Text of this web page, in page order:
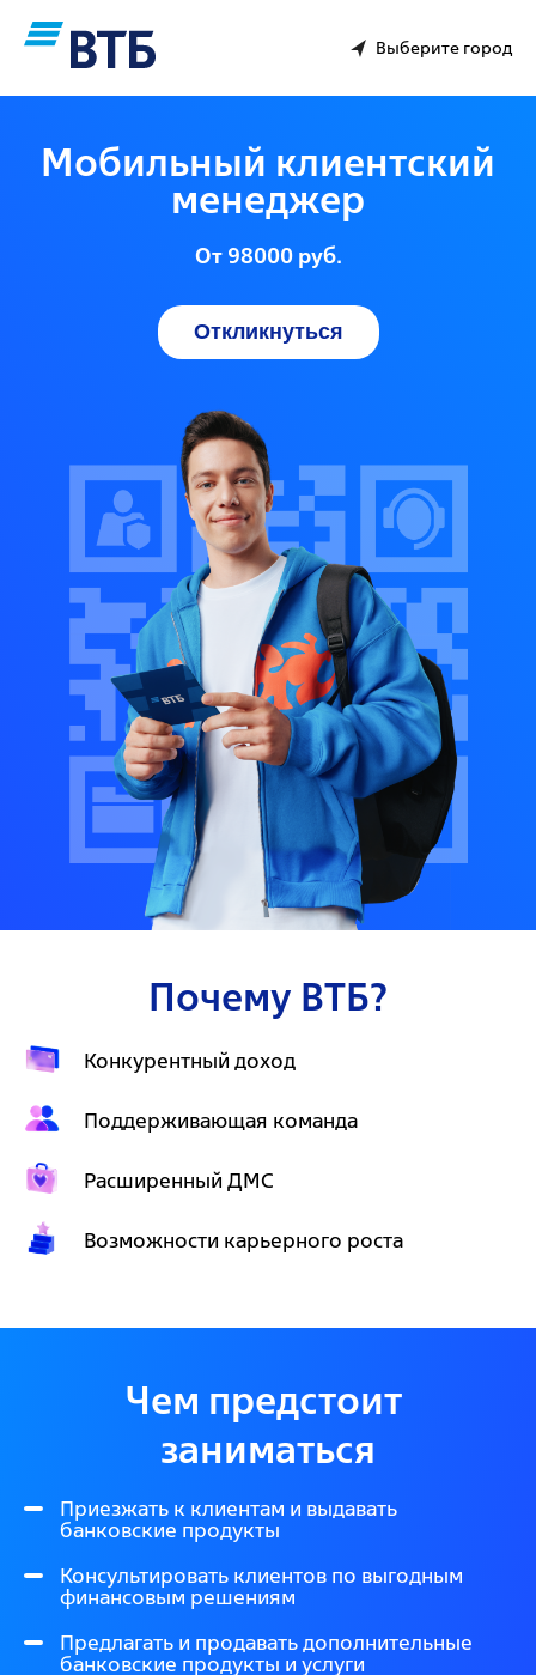
Выберите город
Мобильный клиентский
менеджер
От 98000 руб.
Откликнуться
Почему ВТБ?
Конкурентный доход
Поддерживающая команда
Расширенный ДМС
Возможности карьерного роста
Чем предстоит
заниматься
Приезжать к клиентам и выдавать
банковские продукты
Консультировать клиентов по выгодным
финансовым решениям
Предлагать и продавать дополнительные
банковские продукты и услуги